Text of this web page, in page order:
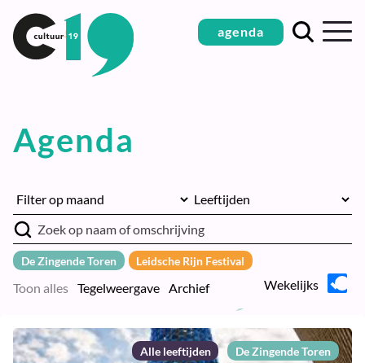
Ga
naar
inhoud
agenda
Agenda
De Zingende Toren Leidsche Rijn Festival
Toon alles Tegelweergave Archief Wekelijks
Alle leeftijden De Zingende Toren